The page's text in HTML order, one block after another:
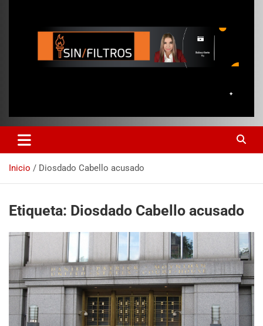
Inicio Diosdado Cabello acusado
Etiqueta: Diosdado Cabello acusado